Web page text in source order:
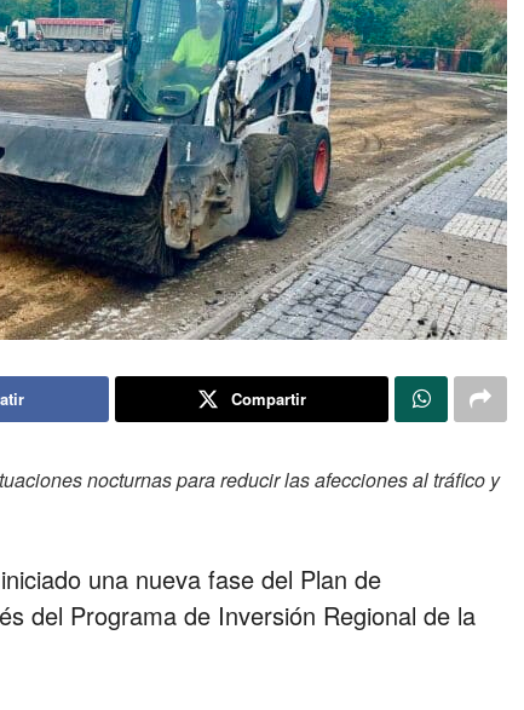
Compartir
nocturnas para reducir las afecciones al tráfico y
una nueva fase del Plan de
del Programa de Inversión Regional de la